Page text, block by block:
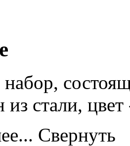
из стали,
Свернуть